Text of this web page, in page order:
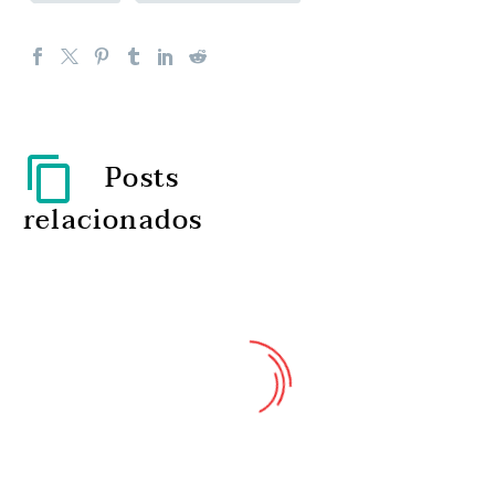
Posts
relacionados